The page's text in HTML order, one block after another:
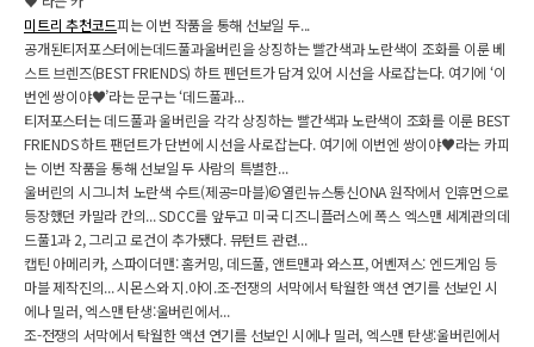
미트리 추천코드피는 이번 작품을 통해 선보일 두...
공개된티저포스터에는데드풀과울버린을 상징하는 빨간색과 노란색이 조화를 이룬 베
스트 브렌즈(BEST FRIENDS) 하트 펜던트가 담겨 있어 시선을 사로잡는다. 여기에 ‘이
번엔 쌍이야♥’라는 문구는 ‘데드풀과...
티저포스터는 데드풀과 울버린을 각각 상징하는 빨간색과 노란색이 조화를 이룬 BEST
FRIENDS 하트 팬던트가 단번에 시선을 사로잡는다. 여기에 이번엔 쌍이야♥라는 카피
는 이번 작품을 통해 선보일 두 사람의 특별한...
울버린의 시그니처 노란색 수트(제공=마블)©열린뉴스통신ONA 원작에서 인휴먼으로
등장했던 카말라 칸의... SDCC를 앞두고 미국 디즈니플러스에 폭스 엑스맨 세계관의데
드풀1과 2, 그리고 로건이 추가됐다. 뮤턴트 관련...
캡틴 아메리카, 스파이더맨: 홈커밍, 데드풀, 앤트맨과 와스프, 어벤져스: 엔드게임 등
마블 제작진의... 시몬스와 지.아이.조-전쟁의 서막에서 탁월한 액션 연기를 선보인 시
에나 밀러, 엑스맨 탄생:울버린에서...
조-전쟁의 서막에서 탁월한 액션 연기를 선보인 시에나 밀러, 엑스맨 탄생:울버린에서